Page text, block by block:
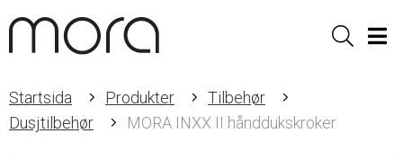
Sök
Startsida Produkter
Tilbehør
Dusjtilbehør
MORA INXX II hånddukskroker